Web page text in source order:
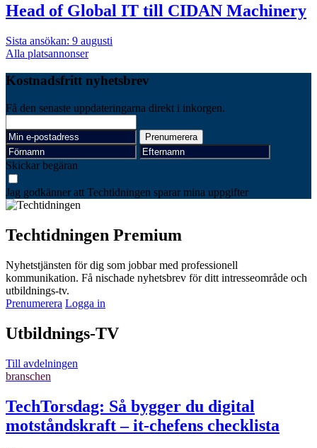
Head of Global IT till CIDAN Machinery
Sista ansökan: 9 augusti
Alla platsannonser
Kostnadsfritt nyhetsbrev
Få den senaste uppdateringarna direkt i inkorgen.
Skickar begäran
Jag godkänner att Techtidningen sparar mina uppgifter
Techtidningen Premium
Nyhetstjänsten för dig som jobbar med professionell
kommunikation. Få nischade nyhetsbrev för ditt intresseområde och
utbildnings-tv.
Prenumerera Logga in
Utbildnings-TV
Till avdelningen
branschen
TechTorsdag: Så bygger du digital
motståndskraft – it-chefens checklista